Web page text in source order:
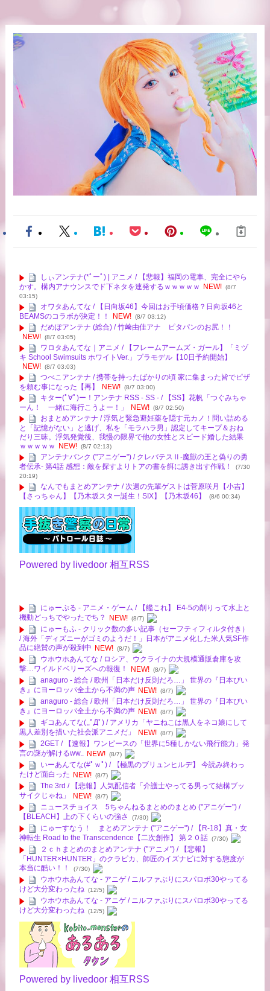
しぃアンテナ(*ﾟーﾟ) | アニメ / 【悲報】福岡の電車、完全にやら
かす。構内アナウンスでド下ネタを連発するｗｗｗｗｗ
NEW! (8/7
03:15)
オワタあんてな / 【日向坂46】今回はお手頃価格？日向坂46と
BEAMSのコラボが決定！！
NEW! (8/7 03:12)
だめぽアンテナ (総合) / 竹﨑由佳アナ ピタパンのお尻！！
NEW! (8/7 03:05)
ワロタあんてな｜アニメ / 【フレームアームズ・ガール】「ミヅ
キ School Swimsuits ホワイトVer.」プラモデル【10日予約開始】
NEW! (8/7 03:03)
つべこアンテナ / 携帯を持ったばかりの頃 家に集まった皆でピザ
を頼む事になった【再】
NEW! (8/7 03:00)
キター(ﾟ∀ﾟ)ー！アンテナ RSS - SS - / 【SS】花帆「つぐみちゃ
ーん！ 一緒に海行こうよー！」
NEW! (8/7 02:50)
おまとめアンテナ / 浮気と緊急避妊薬を隠す元カノ！問い詰める
と「記憶がない」と逃げ、私を「モラハラ男」認定してキープ＆おね
だり三昧。浮気発覚後、我慢の限界で他の女性とスピード婚した結果
ｗｗｗｗｗ
NEW! (8/7 02:13)
アンテナバンク ("アニゲー") / クレバテスⅡ-魔獣の王と偽りの勇
者伝承- 第4話 感想：敵を探すよりトアの書を餌に誘き出す作戦！
(7/30
20:19)
なんでもまとめアンテナ / 次週の先輩ゲストは菅原咲月【小吉】
【さっちゃん】【乃木坂スター誕生！SIX】【乃木坂46】
(8/6 00:34)
Powered by livedoor 相互RSS
にゅーぷる - アニメ・ゲーム / 【艦これ】 E4-5の削りって水上と
機動どっちでやったでち？
NEW! (8/7)
にゅーもふ - クリック数の多い記事（セーフティフィルタ付き）
/ 海外「ディズニーがゴミのようだ！」日本がアニメ化した米人気SF作
品に絶賛の声が殺到中 NEW! (8/7)
ウホウホあんてな / ロシア、ウクライナの大規模通販倉庫を攻
撃…ワイルドベリーズへの報復！
NEW! (8/7)
anaguro - 総合 / 欧州「日本だけ反則だろ…」 世界の『日本びい
き』にヨーロッパ全土から不満の声 NEW! (8/7)
anaguro - 総合 / 欧州「日本だけ反則だろ…」 世界の『日本びい
き』にヨーロッパ全土から不満の声 NEW! (8/7)
ギコあんてな(,,ﾟДﾟ) / アメリカ「ヤニねこは黒人をネコ娘にして
黒人差別を描いた社会派アニメだ」
NEW! (8/7)
2GET / 【速報】ワンピースの「世界に5種しかない飛行能力」発
言の謎が解けるww.. NEW! (8/7)
いーあんてな(#ﾟｗﾟ) / 【極黒のブリュンヒルデ】 今読み終わっ
たけど面白った NEW! (8/7)
The 3rd / 【悲報】人気配信者「介護士やってる男って結構ブッ
サイクじゃね」
NEW! (8/7)
ニュースチョイス 5ちゃんねるまとめのまとめ ("アニゲー") /
【BLEACH】上の下くらいの強さ
(7/30)
にゅーすなう！ まとめアンテナ ("アニゲー") / 【R-18】真・女
神転生 Road to the Transcendence【二次創作】 第２０話 (7/30)
２ｃｈまとめのまとめアンテナ ("アニメ") / 【悲報】
「HUNTER×HUNTER」のクラピカ、師匠のイズナビに対する態度が
本当に酷い！！
(7/30)
ウホウホあんてな - アニゲ / ニルファぶりにスパロボ30やってる
けど大分変わったね (12/5)
ウホウホあんてな - アニゲ / ニルファぶりにスパロボ30やってる
けど大分変わったね (12/5)
Powered by livedoor 相互RSS